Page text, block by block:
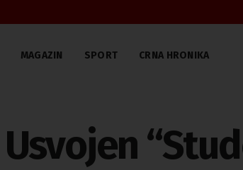
MAGAZIN SPORT CRNA HRONIKA